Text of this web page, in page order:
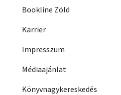
Bookline Zöld
Karrier
Impresszum
Médiaajánlat
Könyvnagykereskedés